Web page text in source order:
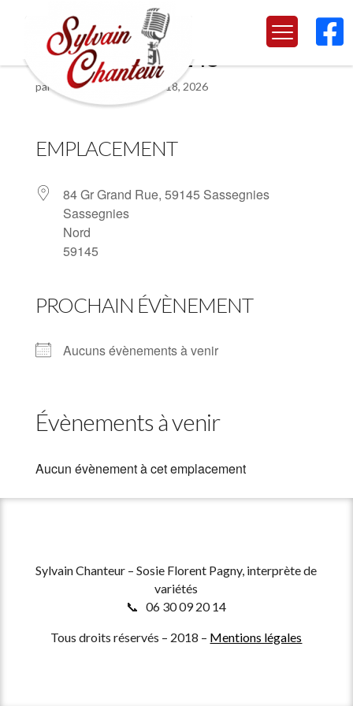

Sassegnies 59145
par Sylvain Chanteur Mai 18, 2026
EMPLACEMENT
84 Gr Grand Rue, 59145 Sassegnies
Sassegnies
Nord
59145
PROCHAIN ÉVÈNEMENT
Aucuns évènements à venir
Évènements à venir
Aucun évènement à cet emplacement
Sylvain Chanteur – Sosie Florent Pagny, interprète de
variétés
📞 06 30 09 20 14
Tous droits réservés – 2018 – Mentions légales